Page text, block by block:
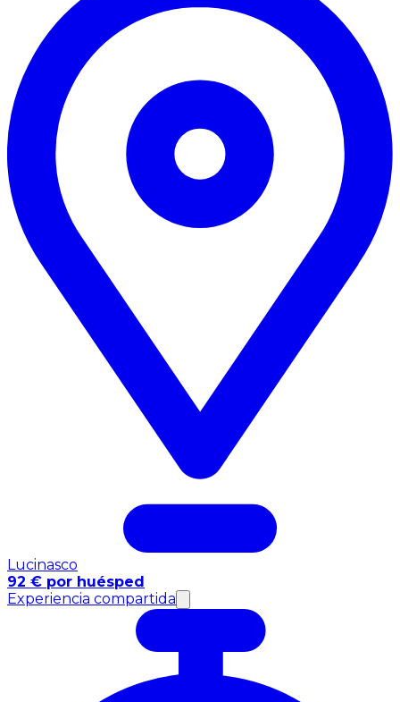
Lucinasco
92 € por huésped
Experiencia compartida